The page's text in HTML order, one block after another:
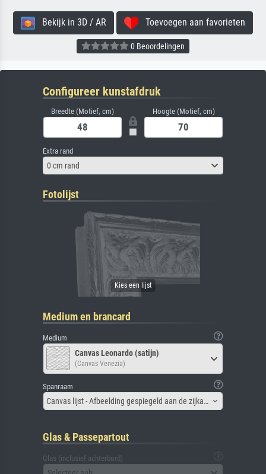
Bekijk in 3D / AR Toevoegen aan favorieten
0 Beoordelingen
Configureer kunstafdruk
Breedte (Motief, cm) Hoogte (Motief, cm)
Extra rand
0 cm rand
Fotolijst
Medium en brancard
Medium
Canvas Leonardo (satijn)
(Canvas Venezia)
Spanraam
Canvas lijst - Afbeelding gespiegeld aan de zijkant
Glas & Passepartout
Glas (inclusief achterbord)